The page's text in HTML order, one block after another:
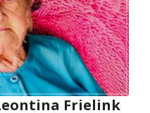
Frielink